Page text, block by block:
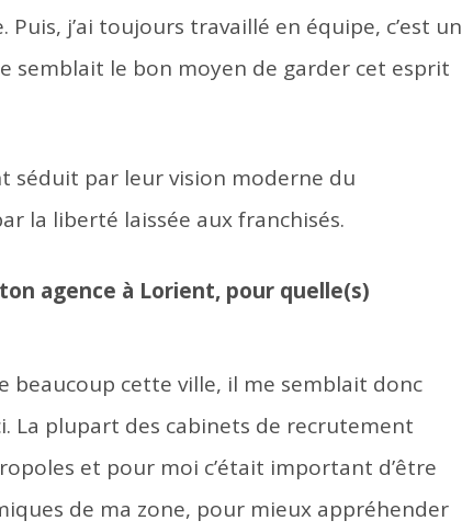
j’ai toujours travaillé en équipe, c’est un
semblait le bon moyen de garder cet esprit
séduit par leur vision moderne du
la liberté laissée aux franchisés.
agence à Lorient, pour quelle(s)
beaucoup cette ville, il me semblait donc
La plupart des cabinets de recrutement
et pour moi c’était important d’être
de ma zone, pour mieux appréhender